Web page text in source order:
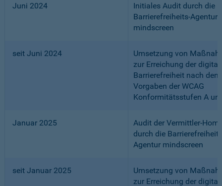
Juni 2024
Initiales Audit durch die
Barrierefreiheits-Agentur
mindscreen
seit Juni 2024
Umsetzung von
zur Erreichung der
Barrierefreiheit nach den
Vorgaben der WCAG
Konformitätsstufen A
Januar 2025
Audit der Vermittler-
durch die
Agentur mindscreen
seit Januar 2025
Umsetzung von
zur Erreichung der